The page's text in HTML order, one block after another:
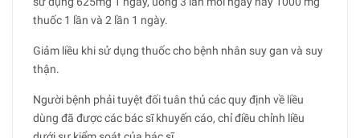
thuốc 1 lần và 2 lần 1 ngày.
Giảm liều khi sử dụng thuốc cho bệnh nhân suy gan và suy
thận.
Người bệnh phải tuyệt đối tuân thủ các quy định về liều
dùng đã được các bác sĩ khuyến cáo, chỉ điều chỉnh liều